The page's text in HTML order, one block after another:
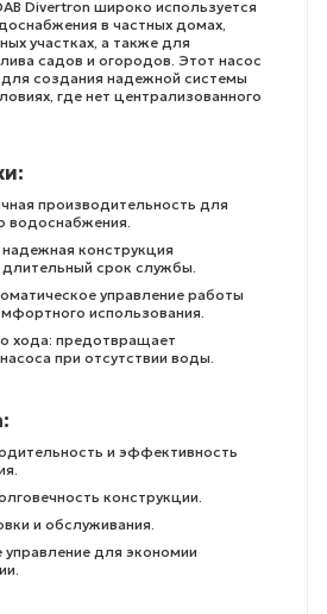
Divertron широко используется
в частных домах,
участках, а также для
садов и огородов. Этот насос
создания надежной системы
где нет централизованного
производительность для
водоснабжения.
конструкция
срок службы.
управление работы
использования.
хода: предотвращает
при отсутствии воды.
и эффективность
конструкции.
и обслуживания.
управление для экономии